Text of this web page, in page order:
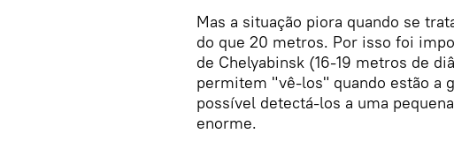
Mas a situação piora quando se
do que 20 metros. Por isso foi
de Chelyabinsk (16-19 metros de
permitem "vê-los" quando estão a
possível detectá-los a uma
enorme.